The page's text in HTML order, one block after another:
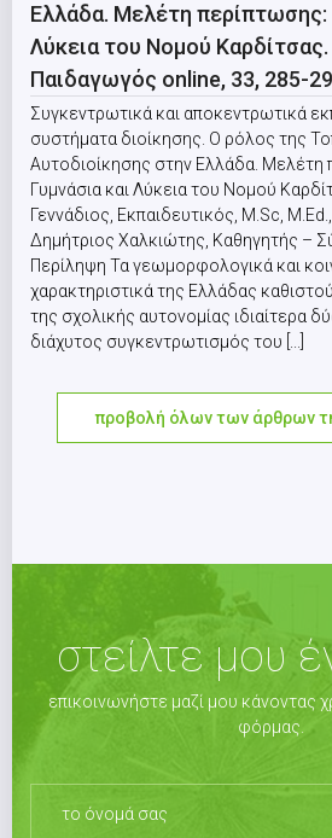
Ελλάδα. Μελέτη περίπτωσης:
Λύκεια του Νομού
Παιδαγωγός online, 33, 285-
Συγκεντρωτικά και αποκεντρωτικά
συστήματα διοίκησης. Ο ρόλος της
Αυτοδιοίκησης στην Ελλάδα. Μελέτη
Γυμνάσια και Λύκεια του Νομού
Γεννάδιος, Εκπαιδευτικός, M.Sc,
Δημήτριος Χαλκιώτης, Καθηγητής –
Περίληψη Τα γεωμορφολογικά και
χαρακτηριστικά της Ελλάδας
της σχολικής αυτονομίας ιδιαίτερα
διάχυτος συγκεντρωτισμός του [...]
προβολή όλων των άρθρων
στείλτε μου
επικοινωνήστε μαζί μου κάνοντας
φόρμας.